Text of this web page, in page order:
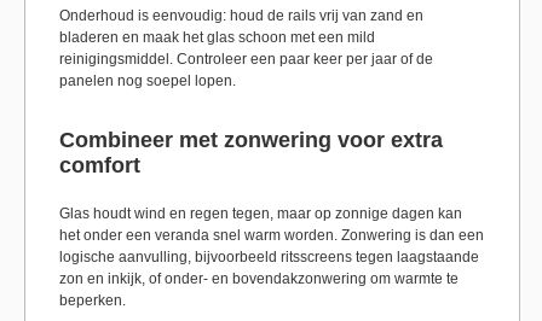
Onderhoud is eenvoudig: houd de rails vrij van zand en
bladeren en maak het glas schoon met een mild
reinigingsmiddel. Controleer een paar keer per jaar of de
panelen nog soepel lopen.
Combineer met zonwering voor extra
comfort
Glas houdt wind en regen tegen, maar op zonnige dagen kan
het onder een veranda snel warm worden. Zonwering is dan een
logische aanvulling, bijvoorbeeld ritsscreens tegen laagstaande
zon en inkijk, of onder- en bovendakzonwering om warmte te
beperken.